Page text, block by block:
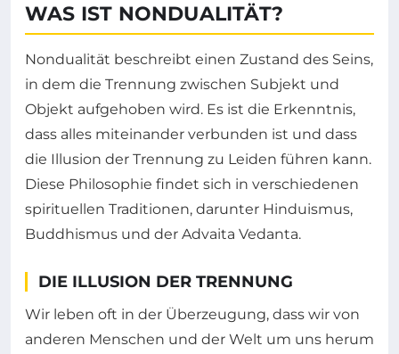
WAS IST NONDUALITÄT?
Nondualität beschreibt einen Zustand des Seins,
in dem die Trennung zwischen Subjekt und
Objekt aufgehoben wird. Es ist die Erkenntnis,
dass alles miteinander verbunden ist und dass
die Illusion der Trennung zu Leiden führen kann.
Diese Philosophie findet sich in verschiedenen
spirituellen Traditionen, darunter Hinduismus,
Buddhismus und der Advaita Vedanta.
DIE ILLUSION DER TRENNUNG
Wir leben oft in der Überzeugung, dass wir von
anderen Menschen und der Welt um uns herum